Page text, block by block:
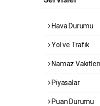
Hava Durumu
Yol ve Trafik
Namaz Vakitleri
Piyasalar
Puan Durumu